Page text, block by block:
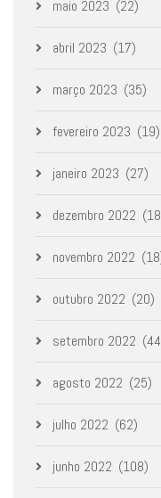
maio 2023 (22)
abril 2023 (17)
março 2023 (35)
fevereiro 2023 (19)
janeiro 2023 (27)
dezembro 2022
novembro 2022
outubro 2022 (20)
setembro 2022
agosto 2022 (25)
julho 2022 (62)
junho 2022 (108)